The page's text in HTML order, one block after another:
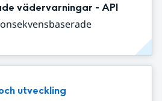
vädervarningar - API
utveckling